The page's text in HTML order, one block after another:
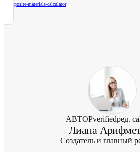
composite-materials-calculator
АВТОРverifiedред.
Лиана
Создатель и главный